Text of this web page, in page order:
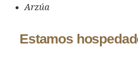
Arzúa
Estamos